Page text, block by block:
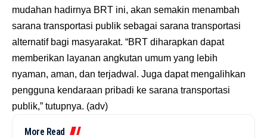
mudahan hadirnya BRT ini, akan semakin menambah
sarana transportasi publik sebagai sarana transportasi
alternatif bagi masyarakat. “BRT diharapkan dapat
memberikan layanan angkutan umum yang lebih
nyaman, aman, dan terjadwal. Juga dapat mengalihkan
pengguna kendaraan pribadi ke sarana transportasi
publik,” tutupnya. (adv)
More Read